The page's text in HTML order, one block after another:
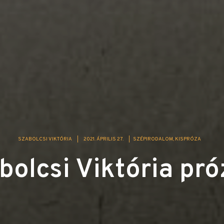
SZABOLCSI VIKTÓRIA 2021. ÁPRILIS 27. SZÉPIRODALOM KISPRÓZA
Viktória